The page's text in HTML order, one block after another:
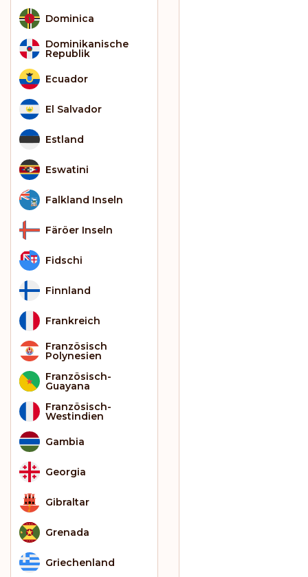
Dominica
Dominikanische
Republik
Ecuador
El Salvador
Estland
Eswatini
Falkland Inseln
Färöer Inseln
Fidschi
Finnland
Frankreich
Französisch
Polynesien
Französisch-
Guayana
Französisch-
Westindien
Gambia
Georgia
Gibraltar
Grenada
Griechenland